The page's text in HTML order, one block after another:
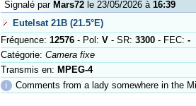
Signalé par Mars72le 23/05/2026 à 16:39
Eutelsat 21B (21.5°E)
Fréquence: 12576- Pol: V- SR: 3300- FEC: -
Catégorie: Camera fixe
Transmis en: MPEG-4
ℹ
Comments from a lady somewhere in the